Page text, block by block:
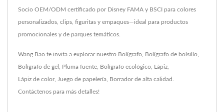
Socio OEM/ODM certificado por Disney FAMA y BSCI para colores
personalizados, clips, figuritas y empaques—ideal para productos
promocionales y de parques temáticos.
Wang Bao te invita a explorar nuestro Bolígrafo, Bolígrafo de bolsillo,
Bolígrafo de gel , Pluma fuente, Bolígrafo ecológico, Lápiz,
Lápiz de color, Juego de papelería, Borradorde alta calidad.
Contáctenos para más detalles!